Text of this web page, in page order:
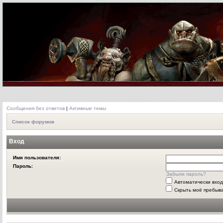
Сообщения без ответов | Активные темы
Список форумов
Вход
Имя пользователя:
Пароль:
Забыли пароль?
Автоматически
Скрыть моё